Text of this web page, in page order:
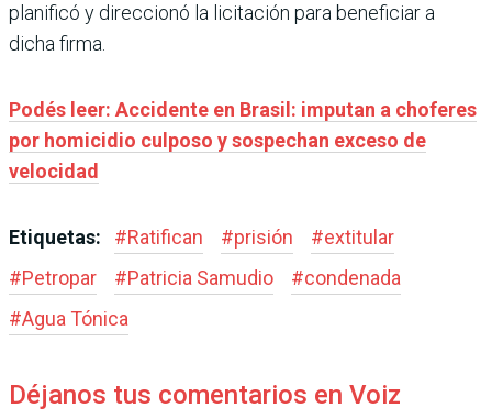
planificó y direccionó la licitación para beneficiar a
dicha firma.
Podés leer: Accidente en Brasil: imputan a choferes
por homicidio culposo y sospechan exceso de
velocidad
Etiquetas: #Ratifican #prisión #extitular
#Petropar #Patricia Samudio #condenada
#Agua Tónica
Déjanos tus comentarios en Voiz